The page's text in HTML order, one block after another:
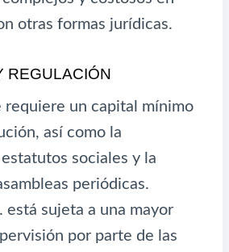
otras formas jurídicas.
REGULACIÓN
requiere un capital mínimo
así como la
sociales y la
periódicas.
está sujeta a una mayor
por parte de las